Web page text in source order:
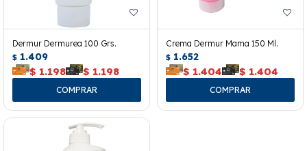
Dermur Dermurea 100 Grs.
$ 1.409
$ 1.198 $ 1.198
Crema Dermur Mama 150 Ml.
$ 1.652
$ 1.404 $ 1.404